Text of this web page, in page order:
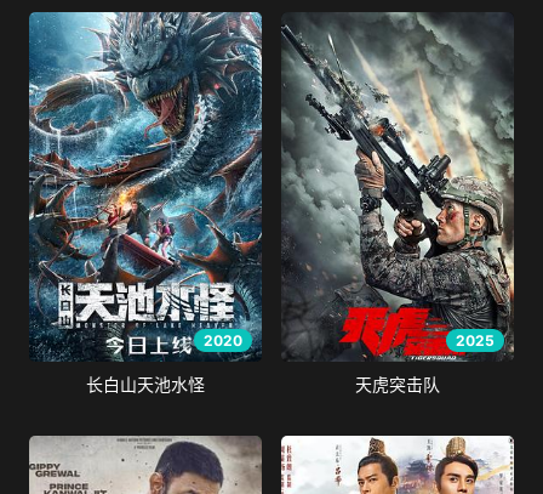
2020
长白山天池水怪
2025
天虎突击队